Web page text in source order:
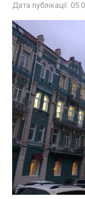
Дата публікації: